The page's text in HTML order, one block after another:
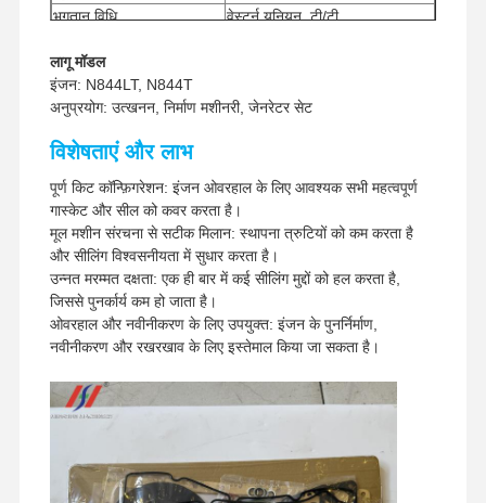
भुगतान विधि
वेस्टर्न यूनियन, टी/टी
शिपिंग का तरीका
लागू मॉडल
इंजन: N844LT, N844T
अनुप्रयोग: उत्खनन, निर्माण मशीनरी, जेनरेटर सेट
विशेषताएं और लाभ
पूर्ण किट कॉन्फ़िगरेशन: इंजन ओवरहाल के लिए आवश्यक सभी महत्वपूर्ण
गास्केट और सील को कवर करता है।
मूल मशीन संरचना से सटीक मिलान: स्थापना त्रुटियों को कम करता है
और सीलिंग विश्वसनीयता में सुधार करता है।
उन्नत मरम्मत दक्षता: एक ही बार में कई सीलिंग मुद्दों को हल करता है,
जिससे पुनर्कार्य कम हो जाता है।
ओवरहाल और नवीनीकरण के लिए उपयुक्त: इंजन के पुनर्निर्माण,
नवीनीकरण और रखरखाव के लिए इस्तेमाल किया जा सकता है।